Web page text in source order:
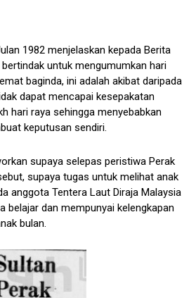
1982 menjelaskan kepada Berita
untuk mengumumkan hari
baginda, ini adalah akibat daripada
dapat mencapai kesepakatan
hari raya sehingga menyebabkan
keputusan sendiri.
supaya selepas peristiwa Perak
supaya tugas untuk melihat anak
anggota Tentera Laut Diraja Malaysia
belajar dan mempunyai kelengkapan
bulan.